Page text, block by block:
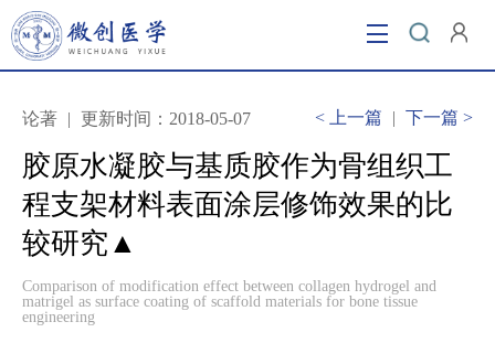
当前位置： 首页/ 胶原水凝胶与基质胶作为骨组织工程
支架材料表面涂层修饰效果的比较研究▲
论著 | 更新时间：2018-05-07 < 上一篇 | 下一篇 >
胶原水凝胶与基质胶作为骨组织工
程支架材料表面涂层修饰效果的比
较研究▲
Comparison of modification effect between collagen hydrogel and
matrigel as surface coating of scaffold materials for bone tissue
engineering